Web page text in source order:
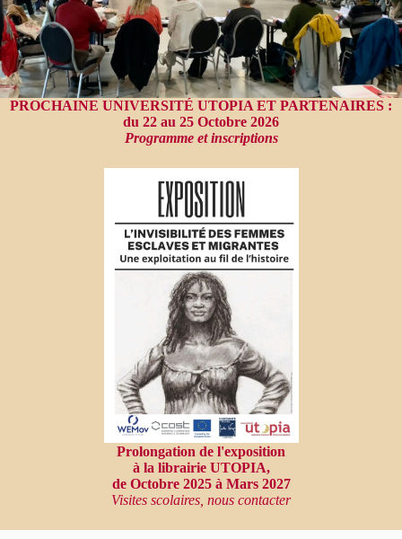
PROCHAINE UNIVERSITÉ UTOPIA ET PARTENAIRES :
du 22 au 25 Octobre 2026
Programme et inscriptions
Prolongation de l'exposition
à la librairie UTOPIA,
de Octobre 2025 à Mars 2027
Visites scolaires, nous contacter